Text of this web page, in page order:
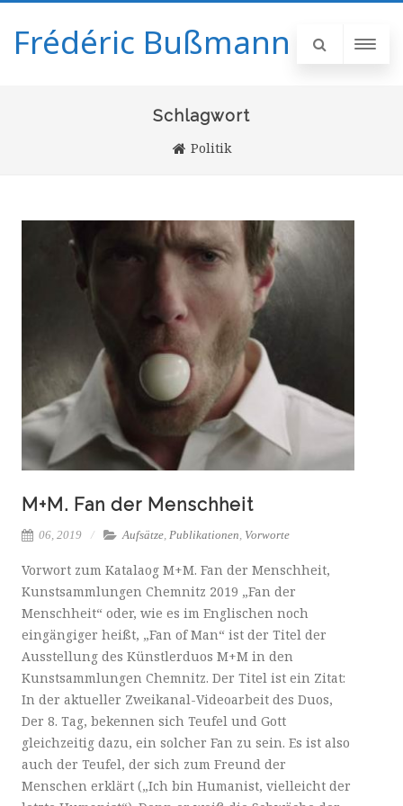
Frédéric Bußmann
Schlagwort
Politik
M+M. Fan der Menschheit
06, 2019 Aufsätze Publikationen Vorworte
Vorwort zum Katalaog M+M. Fan der Menschheit,
Kunstsammlungen Chemnitz 2019 „Fan der
Menschheit“ oder, wie es im Englischen noch
eingängiger heißt, „Fan of Man“ ist der Titel der
Ausstellung des Künstlerduos M+M in den
Kunstsammlungen Chemnitz. Der Titel ist ein Zitat:
In der aktueller Zweikanal-Videoarbeit des Duos,
Der 8. Tag, bekennen sich Teufel und Gott
gleichzeitig dazu, ein solcher Fan zu sein. Es ist also
auch der Teufel, der sich zum Freund der
Menschen erklärt („Ich bin Humanist, vielleicht der